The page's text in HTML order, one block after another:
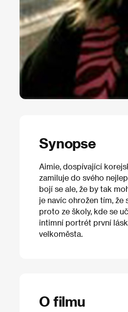
Synopse
Aimie, dospívající
zamiluje do svého
bojí se ale, že by tak
je navíc ohrožen tím, že
proto ze školy, kde se
intimní portrét první
velkoměsta.
O filmu